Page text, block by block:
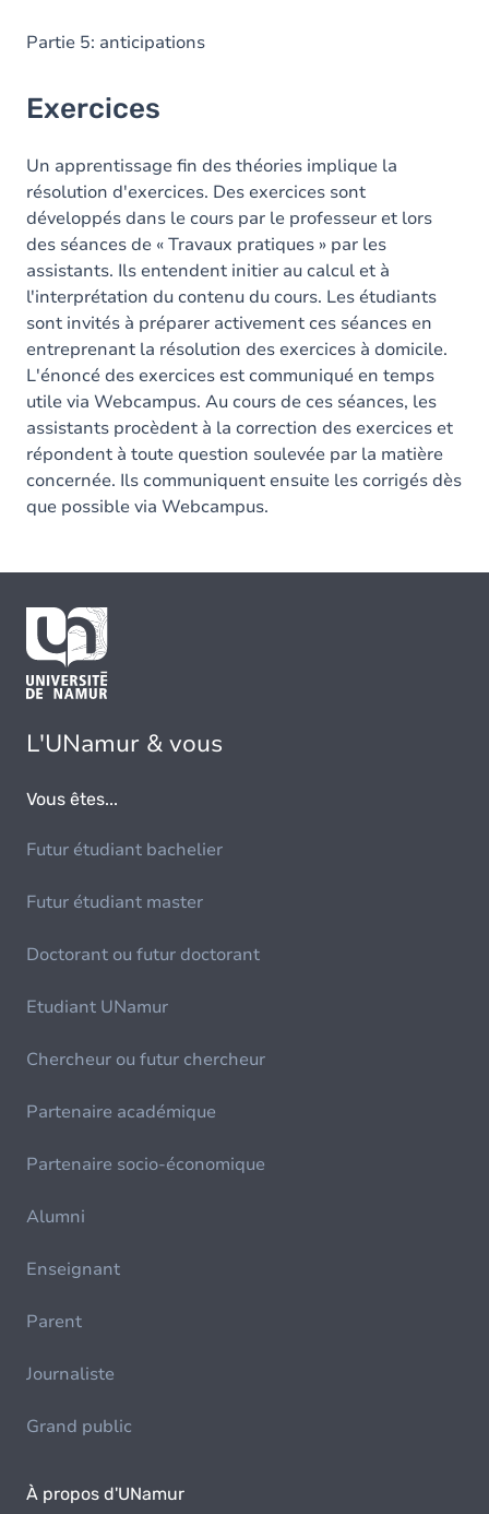
Partie 5: anticipations
Exercices
Un apprentissage fin des théories implique la
résolution d'exercices. Des exercices sont
développés dans le cours par le professeur et lors
des séances de « Travaux pratiques » par les
assistants. Ils entendent initier au calcul et à
l'interprétation du contenu du cours. Les étudiants
sont invités à préparer activement ces séances en
entreprenant la résolution des exercices à domicile.
L'énoncé des exercices est communiqué en temps
utile via Webcampus. Au cours de ces séances, les
assistants procèdent à la correction des exercices et
répondent à toute question soulevée par la matière
concernée. Ils communiquent ensuite les corrigés dès
que possible via Webcampus.
L'UNamur & vous
Vous êtes...
Futur étudiant bachelier
Futur étudiant master
Doctorant ou futur doctorant
Etudiant UNamur
Chercheur ou futur chercheur
Partenaire académique
Partenaire socio-économique
Alumni
Enseignant
Parent
Journaliste
Grand public
À propos d'UNamur